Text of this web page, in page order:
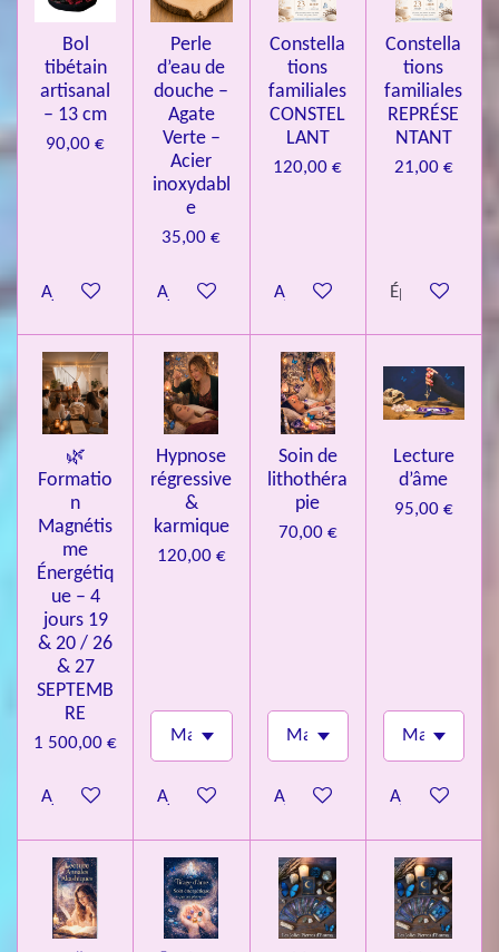
9
i
l
Bol
tibétain
artisanal
– 13 cm
90,00 €
Ajouter au panier
Perle
d’eau de
douche –
Agate
Verte –
Acier
inoxydabl
e
35,00 €
Ajouter au panier
Constella
tions
familiales
CONSTEL
LANT
120,00 €
Ajouter au panier
Constella
tions
familiales
REPRÉSE
NTANT
21,00 €
Épuisé
🌿
Formatio
n
Magnétis
me
Énergétiq
ue – 4
jours 19
& 20 / 26
& 27
SEPTEMB
RE
1 500,00 €
Ajouter au panier
Hypnose
régressive
&
karmique
120,00 €
Ajouter au panier
Soin de
lithothéra
pie
70,00 €
Ajouter au panier
Lecture
d’âme
95,00 €
Ajouter au